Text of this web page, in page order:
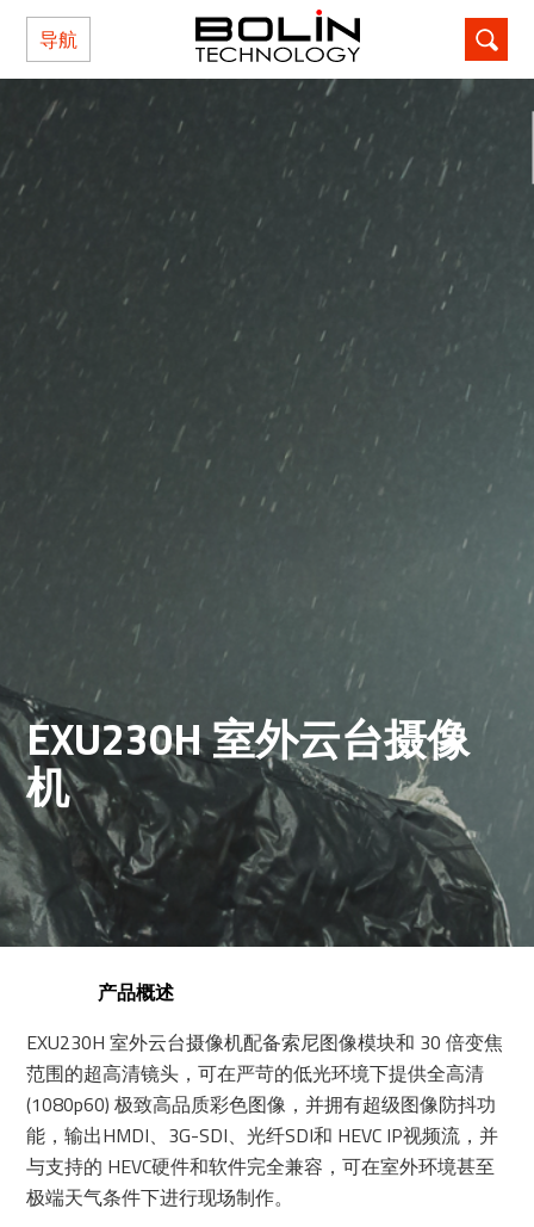
导航
EXU230H 室外云台摄像
机
产品概述
EXU230H 室外云台摄像机配备索尼图像模块和 30 倍变焦
范围的超高清镜头，可在严苛的低光环境下提供全高清
(1080p60) 极致高品质彩色图像，并拥有超级图像防抖功
能，输出HMDI、3G-SDI、光纤SDI和 HEVC IP视频流，并
与支持的 HEVC硬件和软件完全兼容，可在室外环境甚至
极端天气条件下进行现场制作。
记住密码
忘记密码?
还不是本站用户？点击这里注册